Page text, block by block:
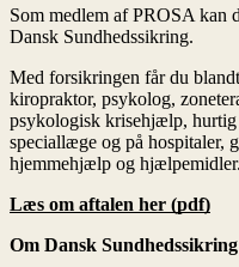
Læs om aftalen her (pdf)
Om Dansk Sundhedssikring